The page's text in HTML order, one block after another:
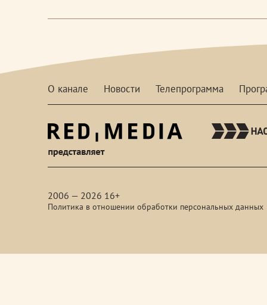
О канале Новости Телепрограмма
2006 — 2026 16+
Политика в отношении обработки персональных данных